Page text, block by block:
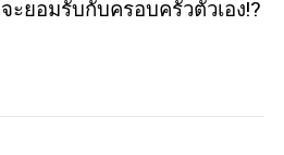
จะยอมรับกับครอบครัวตัวเอง!?